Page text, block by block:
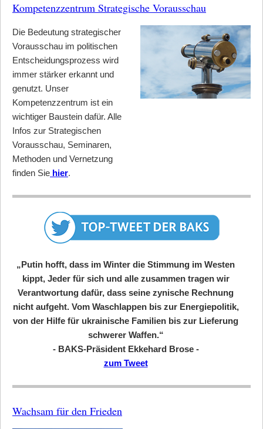
Kompetenzzentrum Strategische Vorausschau
Die Bedeutung strategischer
Vorausschau im politischen
Entscheidungsprozess wird
immer stärker erkannt und
genutzt. Unser
Kompetenzzentrum ist ein
wichtiger Baustein dafür. Alle
Infos zur Strategischen
Vorausschau, Seminaren,
Methoden und Vernetzung
finden Sie hier.
„Putin hofft, dass im Winter die Stimmung im Westen
kippt, Jeder für sich und alle zusammen tragen wir
Verantwortung dafür, dass seine zynische Rechnung
nicht aufgeht. Vom Waschlappen bis zur Energiepolitik,
von der Hilfe für ukrainische Familien bis zur Lieferung
schwerer Waffen.“
- BAKS-Präsident Ekkehard Brose -
zum Tweet
Wachsam für den Frieden